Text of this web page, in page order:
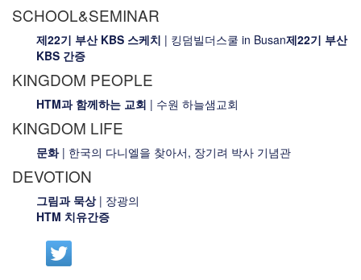
SCHOOL&SEMINAR
제22기 부산 KBS 스케치 | 킹덤빌더스쿨 in Busan제22기 부산
KBS 간증
KINGDOM PEOPLE
HTM과 함께하는 교회 | 수원 하늘샘교회
KINGDOM LIFE
문화| 한국의 다니엘을 찾아서, 장기려 박사 기념관
DEVOTION
그림과 묵상| 장광의
HTM 치유간증